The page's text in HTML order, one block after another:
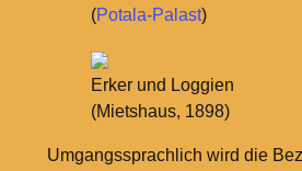
(Potala-Palast)
Erker und Loggien
(Mietshaus, 1898)
Umgangssprachlich wird die